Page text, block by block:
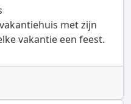
met zijn
vakantie een feest.